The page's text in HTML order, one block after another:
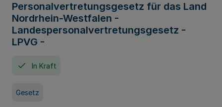
Personalvertretungsgesetz für das Land
Nordrhein-Westfalen -
Landespersonalvertretungsgesetz -
LPVG -
In Kraft
Gesetz